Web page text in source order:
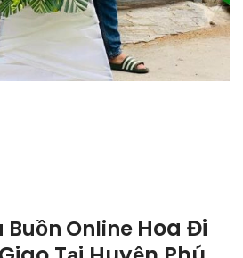
Buồn Online Hoa Đi